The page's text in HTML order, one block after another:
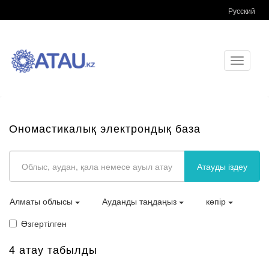
Русский
Toggle
Ономастикалық электрондық база
Атауды іздеу
Алматы облысы Ауданды таңдаңыз
көпір
Өзгертілген
4 атау табылды